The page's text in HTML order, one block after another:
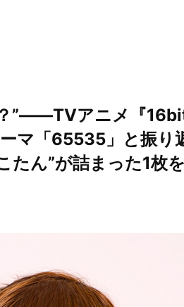
”――TVアニメ『
マ「65535」と振り
たん”が詰まった1枚